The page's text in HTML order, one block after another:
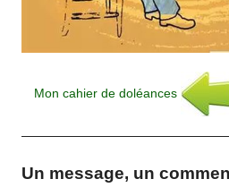
Mon cahier de doléances
Un message, un